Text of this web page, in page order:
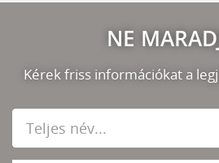
NE
Kérek friss információkat a